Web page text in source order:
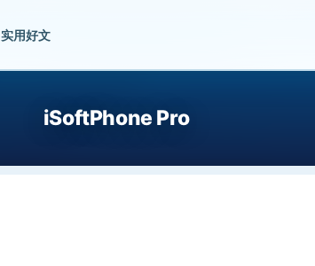
实用好文
iSoftPhone Pro